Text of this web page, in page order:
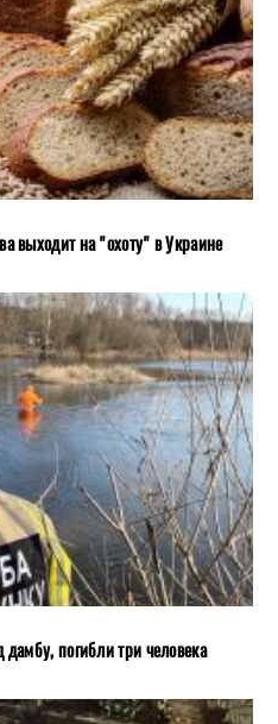
выходит на "охоту" в Украине
погибли три человека